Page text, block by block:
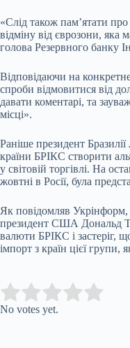
«Слід також пам’ятати про
відміну від єврозони, яка
голова Резервного банку
Відповідаючи на
спроби відмовитися від
давати коментарі, та
місці».
Раніше президент
країни БРІКС створити
у світовій торгівлі. На
жовтні в Росії, була
Як повідомляв
президент США Дональд
валюти БРІКС і застеріг,
імпорт з країн цієї
Rate this item:
No votes yet.